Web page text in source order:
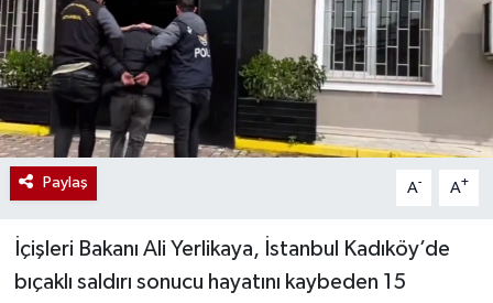
Paylaş A- A+
İçişleri Bakanı Ali Yerlikaya, İstanbul Kadıköy’de
bıçaklı saldırı sonucu hayatını kaybeden 15